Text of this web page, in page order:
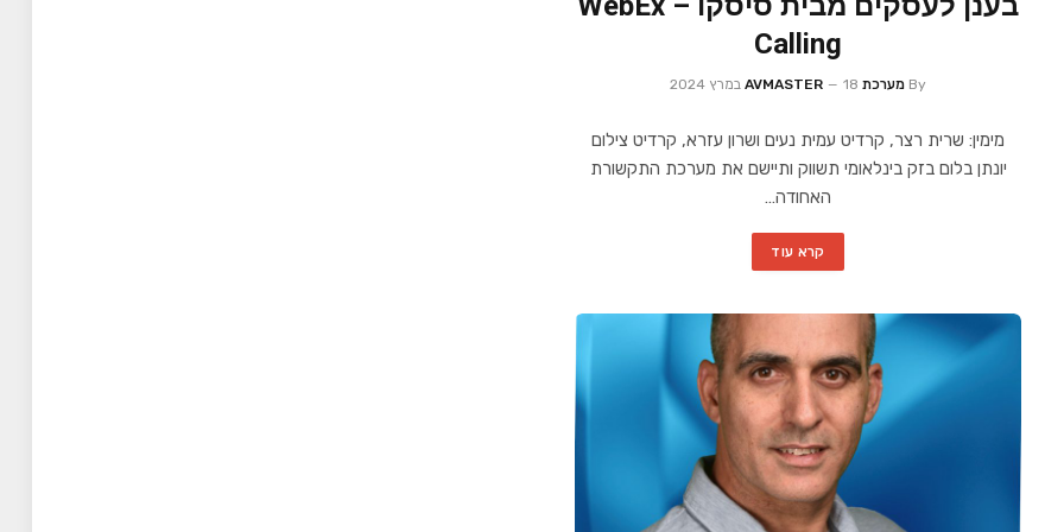
Calling
By מערכת AVMASTER 18 במרץ 2024
מימין: שרית רצר, קרדיט עמית נעים ושרון עזרא, קרדיט צילום
יונתן בלום בזק בינלאומי תשווק ותיישם את מערכת התקשורת
האחודה…
קרא עוד